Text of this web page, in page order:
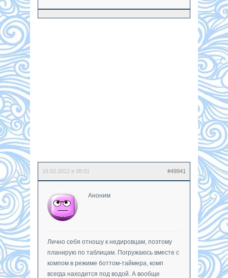
19.02.2012 в 08:01 #49941
Аноним
Лично себя отношу к недировцам, поэтому
планирую по таблицам. Погружаюсь вместе с
компом в режиме боттом-таймера, комп
всегда находится под водой. А вообще